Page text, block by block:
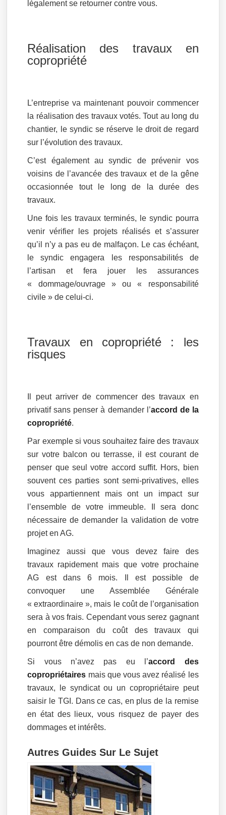
légalement se retourner contre vous.
Réalisation des travaux en
copropriété
L’entreprise va maintenant pouvoir commencer
la réalisation des travaux votés. Tout au long du
chantier, le syndic se réserve le droit de regard
sur l’évolution des travaux.
C’est également au syndic de prévenir vos
voisins de l’avancée des travaux et de la gêne
occasionnée tout le long de la durée des
travaux.
Une fois les travaux terminés, le syndic pourra
venir vérifier les projets réalisés et s’assurer
qu’il n’y a pas eu de malfaçon. Le cas échéant,
le syndic engagera les responsabilités de
l’artisan et fera jouer les assurances
« dommage/ouvrage » ou « responsabilité
civile » de celui-ci.
Travaux en copropriété : les
risques
Il peut arriver de commencer des travaux en
privatif sans penser à demander l’accord de la
copropriété.
Par exemple si vous souhaitez faire des travaux
sur votre balcon ou terrasse, il est courant de
penser que seul votre accord suffit. Hors, bien
souvent ces parties sont semi-privatives, elles
vous appartiennent mais ont un impact sur
l’ensemble de votre immeuble. Il sera donc
nécessaire de demander la validation de votre
projet en AG.
Imaginez aussi que vous devez faire des
travaux rapidement mais que votre prochaine
AG est dans 6 mois. Il est possible de
convoquer une Assemblée Générale
« extraordinaire », mais le coût de l’organisation
sera à vos frais. Cependant vous serez gagnant
en comparaison du coût des travaux qui
pourront être démolis en cas de non demande.
Si vous n’avez pas eu l’accord des
copropriétaires mais que vous avez réalisé les
travaux, le syndicat ou un copropriétaire peut
saisir le TGI. Dans ce cas, en plus de la remise
en état des lieux, vous risquez de payer des
dommages et intérêts.
Autres Guides Sur Le Sujet